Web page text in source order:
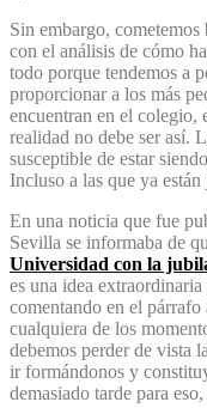
Sin embargo, cometemos
con el análisis de cómo
todo porque tendemos a
proporcionar a los más
encuentran en el colegio,
realidad no debe ser así.
susceptible de estar
Incluso a las que ya
En una noticia que fue
Sevilla se informaba de
Universidad con la
es una idea
comentando en el
cualquiera de los
debemos perder de vista
ir formándonos y
demasiado tarde para